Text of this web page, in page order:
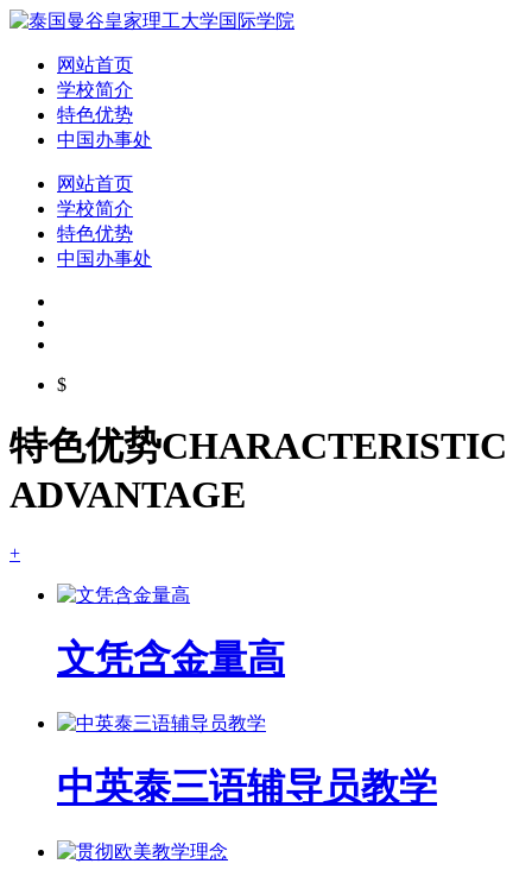
网站首页
学校简介
特色优势
中国办事处
网站首页
学校简介
特色优势
中国办事处
$
特色优势CHARACTERISTIC
ADVANTAGE
+
文凭含金量高
中英泰三语辅导员教学